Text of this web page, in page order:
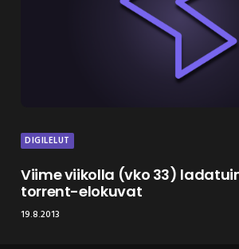
DIGILELUT
Viime viikolla (vko 33)
torrent-elokuvat
19.8.2013